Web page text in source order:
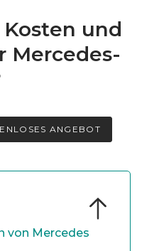
und
Mercedes-
ANGEBOT
von Mercedes